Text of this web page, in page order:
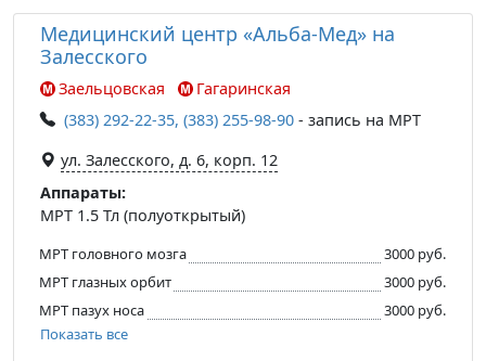
Медицинский центр «Альба-Мед» на
Залесского
Заельцовская
Гагаринская
(383) 292-22-35, (383) 255-98-90 - запись на МРТ
ул. Залесского, д. 6, корп. 12
Аппараты:
МРТ 1.5 Тл (полуоткрытый)
МРТ головного мозга
3000 руб.
МРТ глазных орбит
3000 руб.
МРТ пазух носа
3000 руб.
Показать все